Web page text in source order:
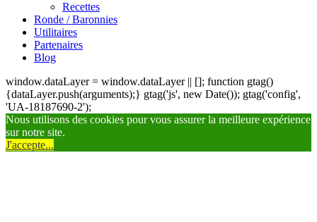
Recettes
Ronde / Baronnies
Utilitaires
Partenaires
Blog
window.dataLayer = window.dataLayer || []; function gtag()
{dataLayer.push(arguments);} gtag('js', new Date()); gtag('config',
'UA-18187690-2');
Nous utilisons des cookies pour vous assurer la meilleure expérience
sur notre site.
J'accepte...